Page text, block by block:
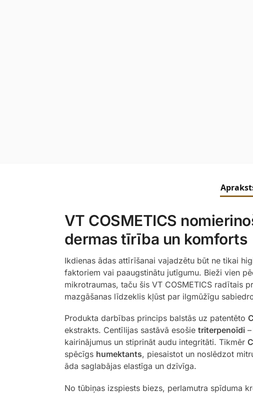
VT COSMETICS
dermas tīrība un komforts
Ikdienas ādas attīrīšanai vajadzētu būt ne tikai
faktoriem vai paaugstinātu jutīgumu. Bieži vien
mikrotraumas, taču šis VT COSMETICS radītais
mazgāšanas līdzeklis kļūst par ilgmūžīgu
Produkta darbības princips balstās uz patentēto
ekstrakts. Centīlijas sastāvā esošie triterpenoīdi–
kairinājumus un stiprināt audu integritāti. Tikmēr
spēcīgs humektants, piesaistot un noslēdzot
āda saglabājas elastīga un dzīvīga.
No tūbiņas izspiests biezs, perlamutra spīduma